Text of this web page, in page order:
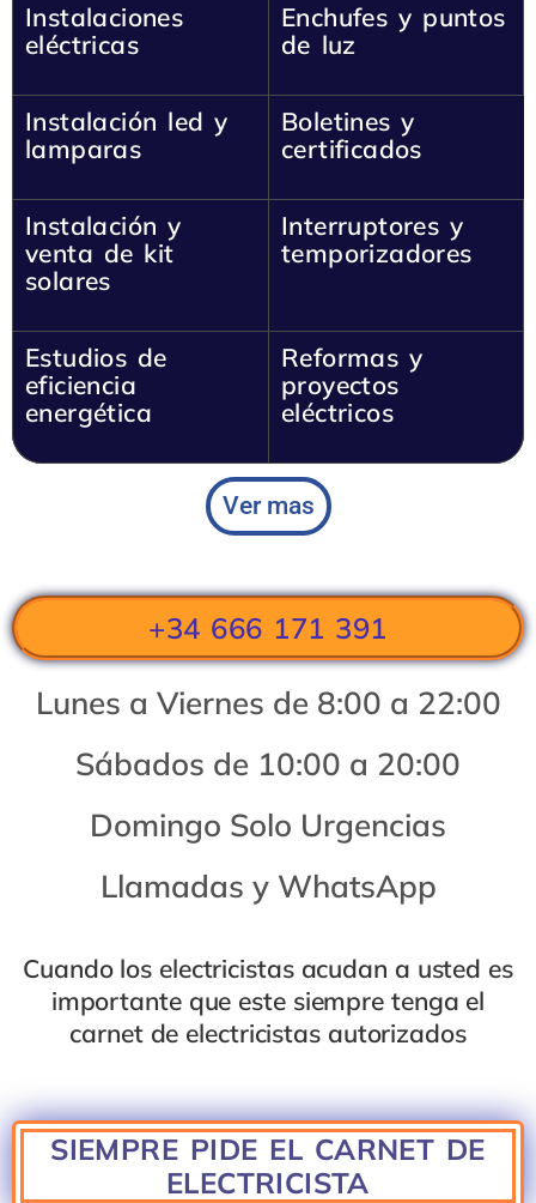
Instalaciones
eléctricas
Enchufes y puntos
de luz
Instalación led y
lamparas
Boletines y
certificados
Instalación y
venta de kit
solares
Interruptores y
temporizadores
Estudios de
eficiencia
energética
Reformas y
proyectos
eléctricos
Ver mas
+34 666 171 391
Lunes a Viernes de 8:00 a 22:00
Sábados de 10:00 a 20:00
Domingo Solo Urgencias
Llamadas y WhatsApp
Cuando los electricistas acudan a usted es
importante que este siempre tenga el
carnet de electricistas autorizados
SIEMPRE PIDE EL CARNET DE
ELECTRICISTA